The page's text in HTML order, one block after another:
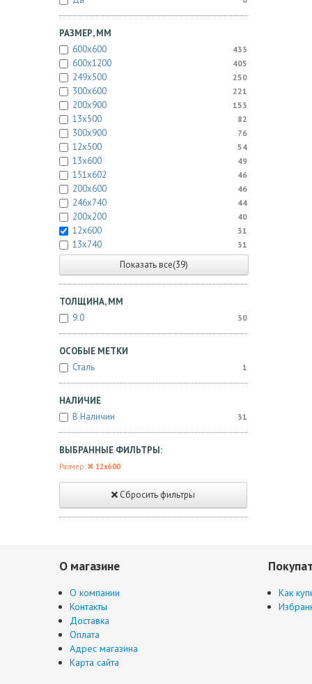
РАЗМЕР, ММ
600x600
433
600x1200 405
249x500 250
300x600 221
200x900 153
13x500 82
300x900 76
12x500 54
13x600 49
151x602 46
200x600 46
246x740 44
200x200 40
12x600 31
13x740 31
Показать все(39)
ТОЛЩИНА, ММ
9.0
30
ОСОБЫЕ МЕТКИ
Сталь
1
НАЛИЧИЕ
В Наличии
31
ВЫБРАННЫЕ ФИЛЬТРЫ:
Размер: 12x600
Сбросить фильтры
О магазине
О компании
Контакты
Доставка
Оплата
Адрес магазина
Карта сайта
Как